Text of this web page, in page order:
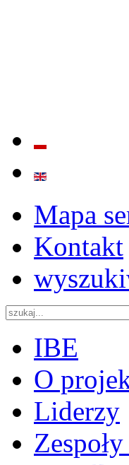
Mapa
Kontakt
IBE
O
Liderzy